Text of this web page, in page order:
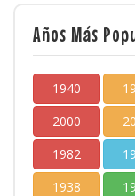
Años Más
1940
2000
1982
1938